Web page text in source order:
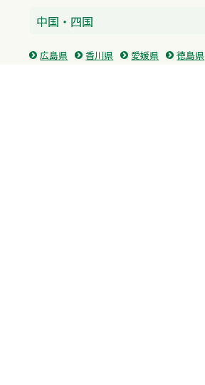
中国・四国
広島県 香川県 愛媛県 徳島県